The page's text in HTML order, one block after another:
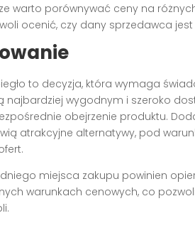
warto porównywać ceny na
ocenić, czy dany sprzedawca
to decyzja, która wymaga
najbardziej wygodnym i szeroko
obejrzenie produktu.
atrakcyjne alternatywy, pod
miejsca zakupu powinien
warunkach cenowych, co